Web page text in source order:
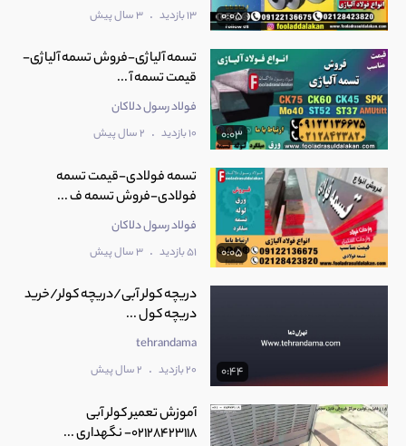
0:05 13 بازدید . 3 سال پیش
0:03
تسمه آلیاژی-فروش تسمه آلیاژی-
قیمت تسمه آ ...
فولاد رسول دلاکان
10 بازدید . 2 سال پیش
0:05
تسمه فولادی-قیمت تسمه
فولادی-فروش تسمه ف ...
فولاد رسول دلاکان
51 بازدید . 3 سال پیش
0:44
دریچه کولر آبی/دریچه کولر/خرید
دریچه کول ...
tehrandama
20 بازدید . 2 سال پیش
آموزش تعمیر کولر آبی
02128423118- نگهداری ...